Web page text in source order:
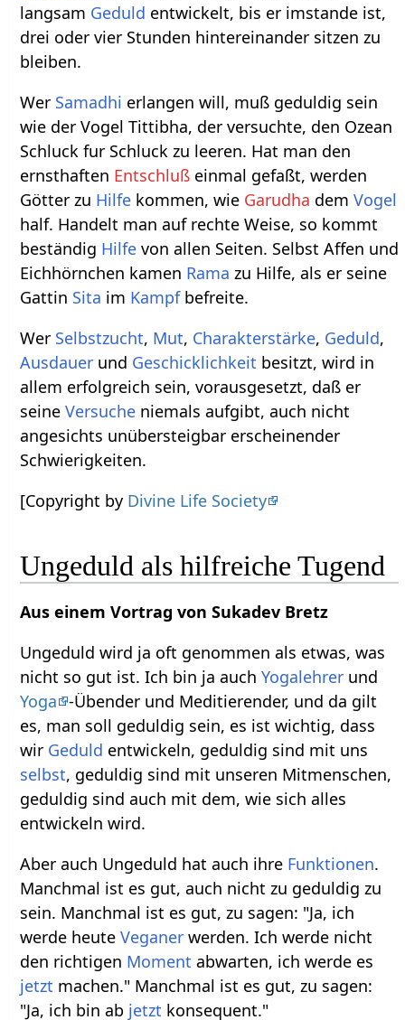
langsam Geduld entwickelt, bis er imstande ist,
drei oder vier Stunden hintereinander sitzen zu
bleiben.
Wer Samadhi erlangen will, muß geduldig sein
wie der Vogel Tittibha, der versuchte, den Ozean
Schluck fur Schluck zu leeren. Hat man den
ernsthaften Entschluß einmal gefaßt, werden
Götter zu Hilfe kommen, wie Garudha demVogel
half. Handelt man auf rechte Weise, so kommt
beständig Hilfe von allen Seiten. Selbst Affen und
Eichhörnchen kamen Rama zu Hilfe, als er seine
Gattin Sita im Kampfbefreite.
Wer Selbstzucht, Mut, Charakterstärke, Geduld,
Ausdauer und Geschicklichkeit besitzt, wird in
allem erfolgreich sein, vorausgesetzt, daß er
seineVersuche niemals aufgibt, auch nicht
angesichts unübersteigbar erscheinender
Schwierigkeiten.
[Copyright by Divine Life Society
Ungeduld als hilfreiche Tugend
Aus einem Vortrag von Sukadev Bretz
Ungeduld wird ja oft genommen als etwas, was
nicht so gut ist. Ich bin ja auchYogalehrer und
Yoga -Übender und Meditierender, und da gilt
es, man soll geduldig sein, es ist wichtig, dass
wir Geduld entwickeln, geduldig sind mit uns
selbst, geduldig sind mit unseren Mitmenschen,
geduldig sind auch mit dem, wie sich alles
entwickeln wird.
Aber auch Ungeduld hat auch ihre Funktionen.
Manchmal ist es gut, auch nicht zu geduldig zu
sein. Manchmal ist es gut, zu sagen: "Ja, ich
werde heuteVeganer werden. Ich werde nicht
den richtigen Moment abwarten, ich werde es
jetzt machen." Manchmal ist es gut, zu sagen:
"Ja, ich bin ab jetzt konsequent."